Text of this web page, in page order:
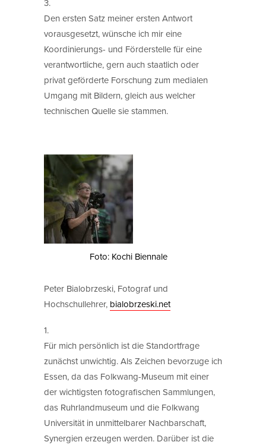
3.
Den ersten Satz meiner ersten Antwort
vorausgesetzt, wünsche ich mir eine
Koordinierungs- und Förderstelle für eine
verantwortliche, gern auch staatlich oder
privat geförderte Forschung zum medialen
Umgang mit Bildern, gleich aus welcher
technischen Quelle sie stammen.
Foto: Kochi Biennale
Peter Bialobrzeski, Fotograf und
Hochschullehrer, bialobrzeski.net
1.
Für mich persönlich ist die Standortfrage
zunächst unwichtig. Als Zeichen bevorzuge ich
Essen, da das Folkwang-Museum mit einer
der wichtigsten fotografischen Sammlungen,
das Ruhrlandmuseum und die Folkwang
Universität in unmittelbarer Nachbarschaft,
Synergien erzeugen werden. Darüber ist die